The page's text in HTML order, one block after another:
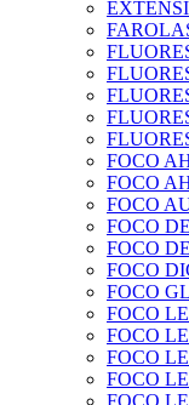
FOCO
FOCO
FOCO
FOCO
FOCO
FOCO
FOCO
FOCO
FOCO
FOCO
FOCO